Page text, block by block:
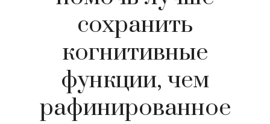
сохранить
когнитивные
функции, чем
рафинированное